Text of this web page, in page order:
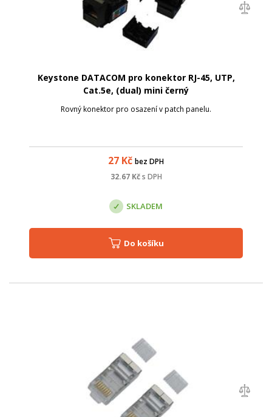
Keystone DATACOM pro konektor RJ-45, UTP,
Cat.5e, (dual) mini černý
Rovný konektor pro osazení v patch panelu.
27 Kč bez DPH
32.67Kč s DPH
SKLADEM
Do košíku